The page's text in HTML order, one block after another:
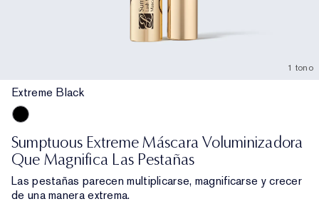
1 tono
Extreme Black
Sumptuous Extreme Máscara Voluminizadora
Que Magnifica Las Pestañas
Las pestañas parecen multiplicarse, magnificarse y crecer
de una manera extrema.